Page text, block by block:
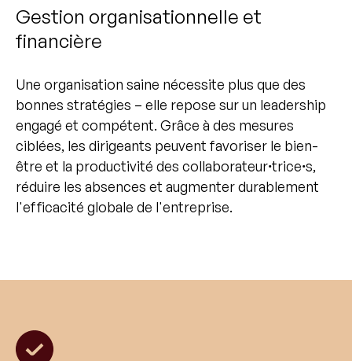
Gestion organisationnelle et
financière
Une organisation saine nécessite plus que des
bonnes stratégies – elle repose sur un leadership
engagé et compétent. Grâce à des mesures
ciblées, les dirigeants peuvent favoriser le bien-
être et la productivité des collaborateurꞏtriceꞏs,
réduire les absences et augmenter durablement
l'efficacité globale de l'entreprise.